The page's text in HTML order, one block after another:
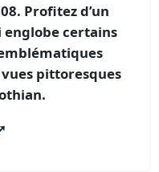
Profitez d’un
certains
pittoresques